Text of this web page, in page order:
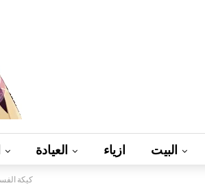
العيادة ازياء البيت
كيكة